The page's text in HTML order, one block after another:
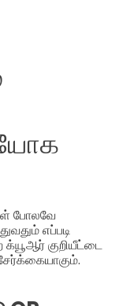
போலவே
எப்படி
குறியீட்டை